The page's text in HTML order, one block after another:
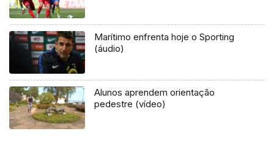
Marítimo enfrenta hoje o Sporting
(áudio)
Alunos aprendem orientação
pedestre (vídeo)